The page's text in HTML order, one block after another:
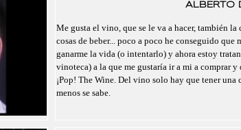
ALBERTO
Me gusta el vino, que se le va a hacer, también la
cosas de beber... poco a poco he conseguido
ganarme la vida (o intentarlo) y ahora estoy
vinoteca) a la que me gustaría ir a mi a comprar
¡Pop! The Wine. Del vino solo hay que tener una
menos se sabe.